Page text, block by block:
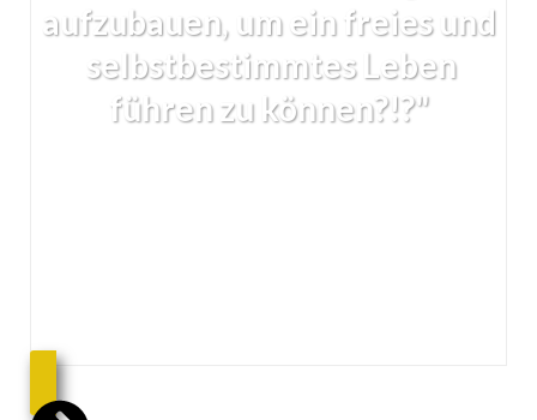
aufzubauen, um ein freies und
selbstbestimmtes Leben
führen zu können?!?"